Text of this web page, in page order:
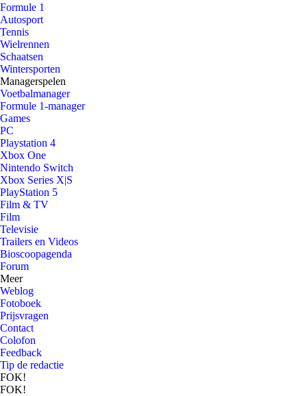
Formule 1
Autosport
Tennis
Wielrennen
Schaatsen
Wintersporten
Managerspelen
Voetbalmanager
Formule 1-manager
Games
PC
Playstation 4
Xbox One
Nintendo Switch
Xbox Series X|S
PlayStation 5
Film & TV
Film
Televisie
Trailers en Videos
Bioscoopagenda
Forum
Meer
Weblog
Fotoboek
Prijsvragen
Contact
Colofon
Feedback
Tip de redactie
FOK!
FOK!